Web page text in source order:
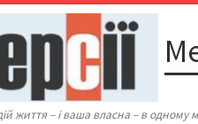
життя – і ваша власна – в одному